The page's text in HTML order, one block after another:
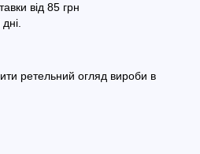
від 85 грн
ретельний огляд вироби в